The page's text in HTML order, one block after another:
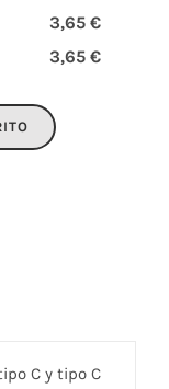
3,65 €
3,65 €
C y tipo C